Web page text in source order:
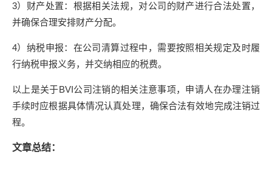
3）财产处置：根据相关法规，对公司的财产进行合法处置，
并确保合理安排财产分配。
4）纳税申报：在公司清算过程中，需要按照相关规定及时履
行纳税申报义务，并交纳相应的税费。
以上是关于BVI公司注销的相关注意事项，申请人在办理注销
手续时应根据具体情况认真处理，确保合法有效地完成注销过
程。
文章总结：